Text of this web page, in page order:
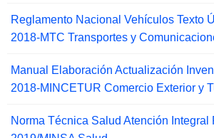
Reglamento Nacional Vehículos Texto
2018-MTC Transportes y
Manual Elaboración Actualización
2018-MINCETUR Comercio Exterior y
Norma Técnica Salud Atención Integral